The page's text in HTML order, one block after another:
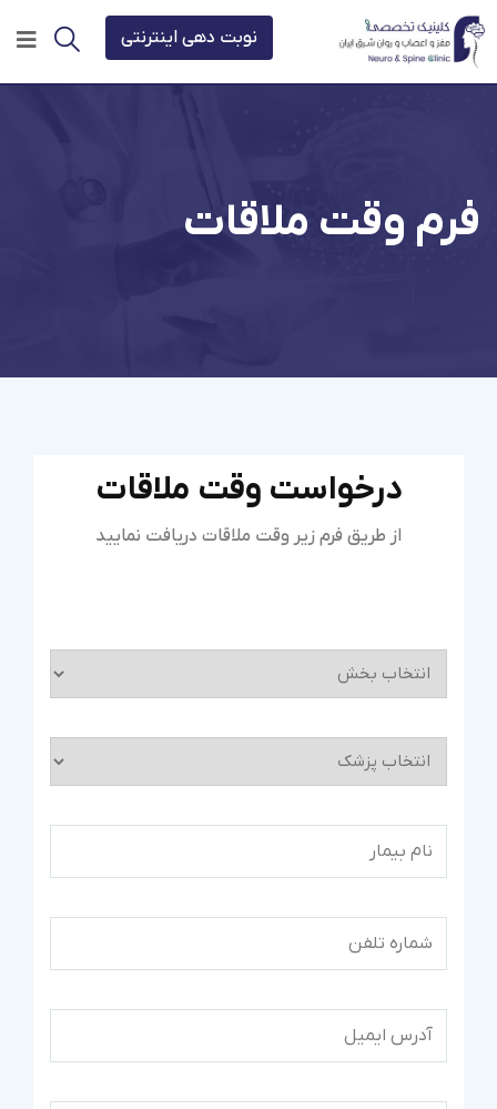
نوبت دهی اینترنتی
فرم وقت ملاقات
درخواست وقت ملاقات
از طریق فرم زیر وقت ملاقات دریافت نمایید